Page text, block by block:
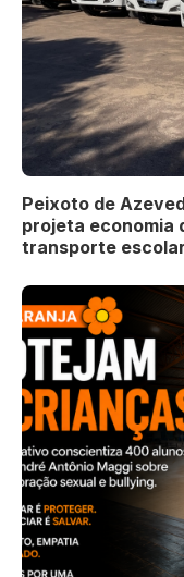
Peixoto de
projeta economia
transporte escolar